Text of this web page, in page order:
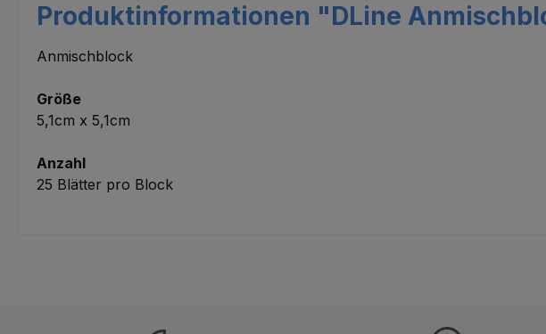
Produktinformationen "DLine
Anmischblock
Größe
5,1cm x 5,1cm
Anzahl
25 Blätter pro Block